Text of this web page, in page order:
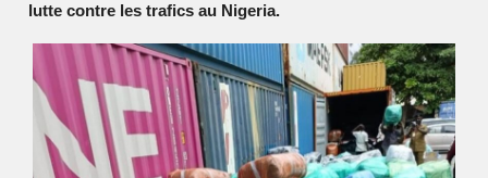
lutte contre les trafics au Nigeria.